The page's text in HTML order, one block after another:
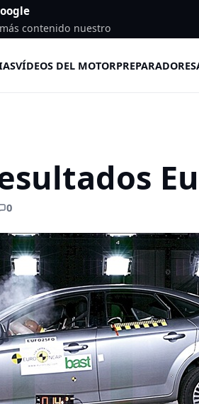
contenido nuestro
VÍDEOS DEL MOTORPREPARADORES
0